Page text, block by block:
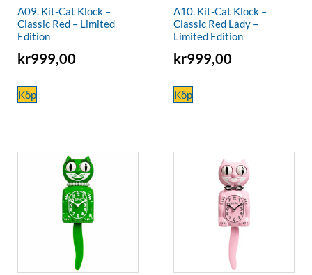
A09. Kit-Cat Klock –
Classic Red – Limited
Edition
kr999,00
Köp
A10. Kit-Cat Klock –
Classic Red Lady –
Limited Edition
kr999,00
Köp